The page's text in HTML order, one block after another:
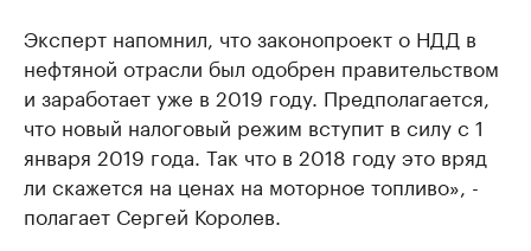
Эксперт напомнил, что законопроект о НДД в
нефтяной отрасли был одобрен правительством
и заработает уже в 2019 году. Предполагается,
что новый налоговый режим вступит в силу с 1
января 2019 года. Так что в 2018 году это вряд
ли скажется на ценах на моторное топливо», -
полагает Сергей Королев.